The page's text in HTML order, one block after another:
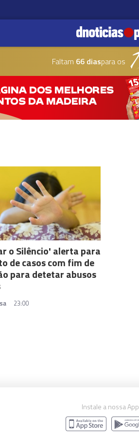
Faltam 66 diaspara os
o Silêncio' alerta para
de casos com fim de
para detetar abusos
23:00
Instale a nossa App